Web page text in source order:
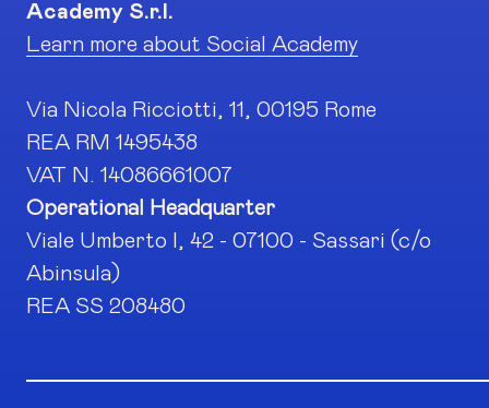
Academy S.r.l.
Learn more about Social Academy
Via Nicola Ricciotti, 11, 00195 Rome
REA RM 1495438
VAT N. 14086661007
Operational Headquarter
Viale Umberto I, 42 - 07100 - Sassari (c/o
Abinsula)
REA SS 208480